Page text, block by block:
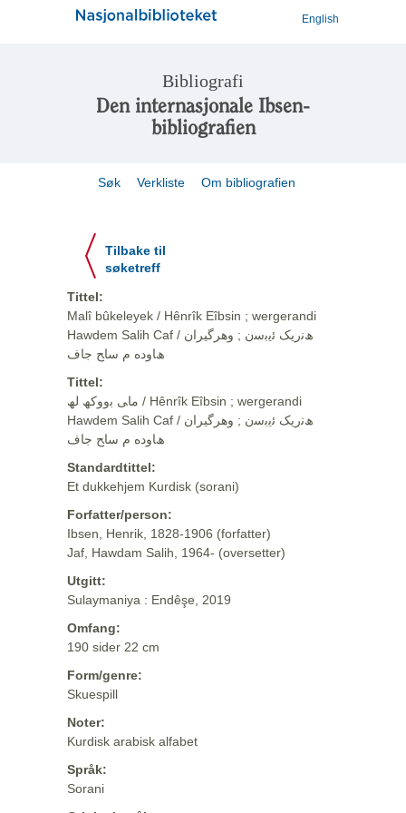
English
Bibliografi
Den internasjonale Ibsen-
bibliografien
Søk Verkliste Om bibliografien
Tilbake til
søketreff
Tittel:
Malî bûkeleyek / Hênrîk Eîbsin ; wergerandi
Hawdem Salih Caf / ھﻧرﯾﮏ ﺋﯾﺑﺳن ; وهرگيران
ھﺎوده م ﺳﺎﺢ ﺟﺎف
Tittel:
ﻣﺎﯽ ﺑووﮐﮫ ﻟﮫ / Hênrîk Eîbsin ; wergerandi
Hawdem Salih Caf / ھﻧرﯾﮏ ﺋﯾﺑﺳن ; وهرگيران
ھﺎوده م ﺳﺎﺢ ﺟﺎف
Standardtittel:
Et dukkehjem Kurdisk (sorani)
Forfatter/person:
Ibsen, Henrik, 1828-1906 (forfatter)
Jaf, Hawdam Salih, 1964- (oversetter)
Utgitt:
Sulaymaniya : Endêşe, 2019
Omfang:
190 sider 22 cm
Form/genre:
Skuespill
Noter:
Kurdisk arabisk alfabet
Språk:
Sorani